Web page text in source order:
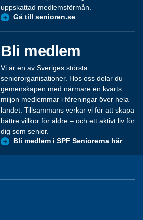
uppskattad medlemsförmån.
Gå till senioren.se
Bli medlem
Vi är en av Sveriges största
seniororganisationer. Hos oss delar du
gemenskapen med närmare en kvarts
miljon medlemmar i föreningar över hela
landet. Tillsammans verkar vi för att skapa
bättre villkor för äldre – och ett aktivt liv för
dig som senior.
Bli medlem i SPF Seniorerna här